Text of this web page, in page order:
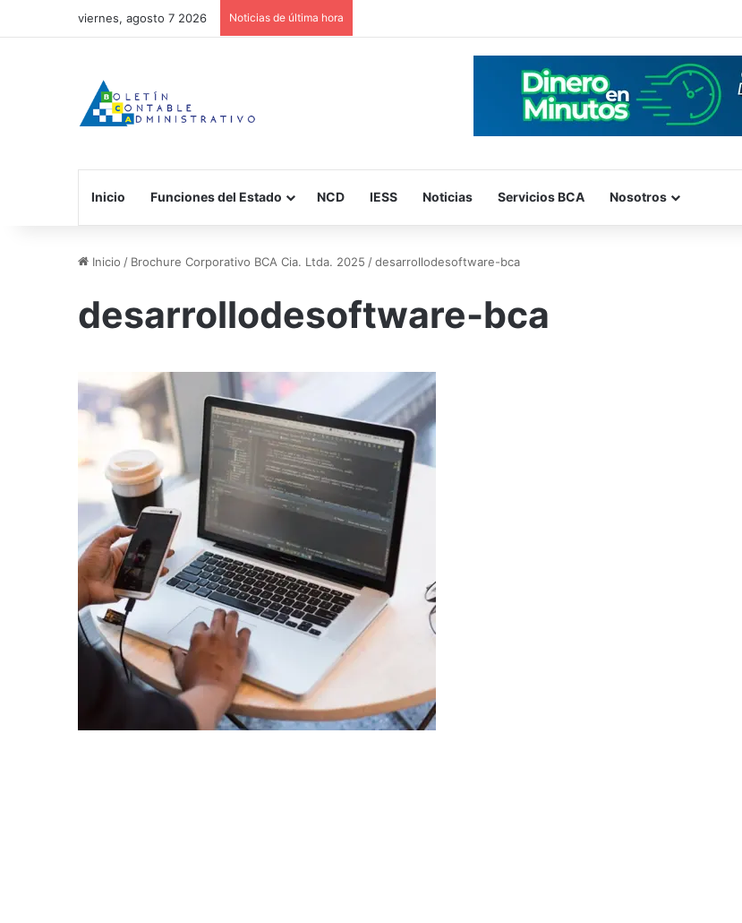
viernes, agosto 7 2026 Noticias de última hora
Inicio Funciones del Estado NCD IESS Noticias Servicios BCA Nosotros
Inicio / Brochure Corporativo BCA Cia. Ltda. 2025 /desarrollodesoftware-bca
desarrollodesoftware-bca